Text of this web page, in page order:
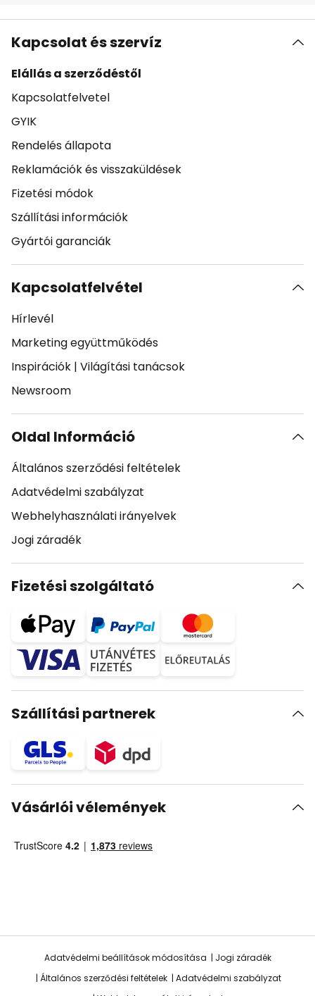
Kapcsolat és szervíz
Elállás a szerződéstől
Kapcsolatfelvetel
GYIK
Rendelés állapota
Reklamációk és visszaküldések
Fizetési módok
Szállítási információk
Gyártói garanciák
Kapcsolatfelvétel
Hírlevél
Marketing együttműködés
Inspirációk | Világítási tanácsok
Newsroom
Oldal Információ
Általános szerződési feltételek
Adatvédelmi szabályzat
Webhelyhasználati irányelvek
Jogi záradék
Fizetési szolgáltató
Szállítási partnerek
Vásárlói vélemények
Adatvédelmi beállítások módosítása
Jogi záradék
Általános szerződési feltételek
Adatvédelmi szabályzat